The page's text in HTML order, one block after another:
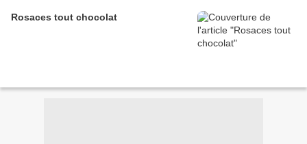
Rosaces tout chocolat